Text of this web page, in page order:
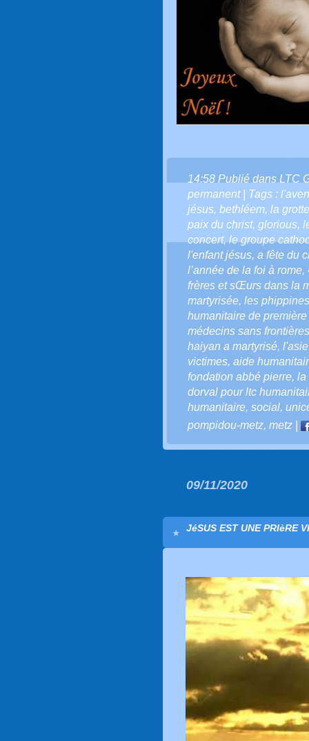
14:58 Publié dans LTC
permanent| Tags :
jésus, bethléem, la
paix du christ, glorious,
concert,le groupe
l'enfant jésus, a fête du
l’année de la foi à rome,
frères et sŒurs dans la
martyrisée, les
humanitaire de
médecins sans frontières
haiyan a martyrisé,
victimes, aide
fondation abbé pierre, la
dorval pour ltc
humanitaire, social,
pompidou-metz, metz
09/11/2020
JéSUS EST UNE PRIèRE